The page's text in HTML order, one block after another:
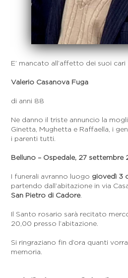
E’ mancato all’affetto dei suoi cari
Valerio Casanova Fuga
di anni 88
Ne danno il triste annuncio la
Ginetta, Mughetta e Raffaella, i
i parenti tutti.
Belluno – Ospedale, 27 settembre
I funerali avranno luogo giovedì 3
partendo dall’abitazione in via
San Pietro di Cadore
Il Santo rosario sarà recitato
20,00 presso l’abitazione.
Si ringraziano fin d’ora quanti
memoria.